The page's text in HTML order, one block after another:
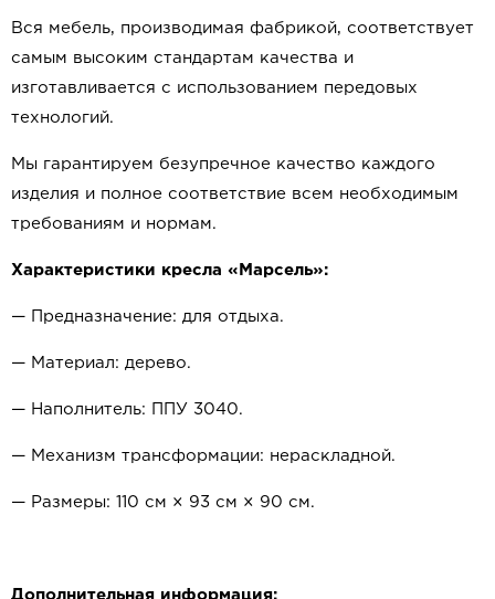
Вся мебель, производимая фабрикой, соответствует
самым высоким стандартам качества и
изготавливается с использованием передовых
технологий.
Мы гарантируем безупречное качество каждого
изделия и полное соответствие всем необходимым
требованиям и нормам.
Характеристики кресла «Марсель»:
— Предназначение: для отдыха.
— Материал: дерево.
— Наполнитель: ППУ 3040.
— Механизм трансформации: нераскладной.
— Размеры: 110 см × 93 см × 90 см.
Дополнительная информация: